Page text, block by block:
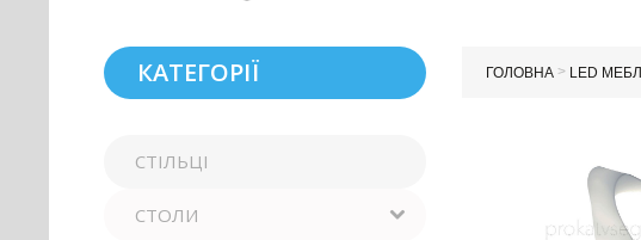
ГОЛОВНА > LED МЕБЛІ
КАТЕГОРІЇ
СТІЛЬЦІ
СТОЛИ